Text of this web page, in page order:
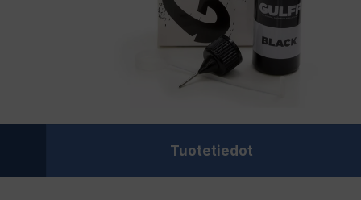
Tuotetiedot